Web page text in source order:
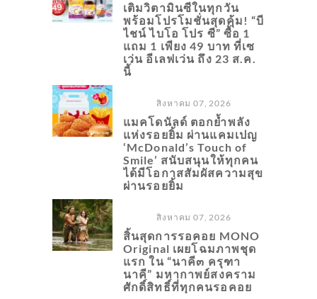
เติมวิตามินซีในทุกวัน
พร้อมโปรโมชั่นสุดคุ้ม! “บี
ไชน์ ไบโอ โปร ซี” ซื้อ 1
แถม 1 เพียง 49 บาท ที่เซ
เว่น อีเลฟเว่น ถึง 23 ส.ค.
นี้
สิงหาคม 07, 2026
แมคโดนัลด์ ตอกย้ำพลัง
แห่งรอยยิ้ม ผ่านแคมเปญ
‘McDonald’s Touch of
Smile’ สนับสนุนให้ทุกคน
ได้มีโอกาสสัมผัสความสุข
ผ่านรอยยิ้ม
สิงหาคม 07, 2026
สิ้นสุดการรอคอย MONO
Original เผยโฉมภาพชุด
แรก ใน “นาคี๓ ครุฑา
นาคี” มหากาพย์สงคราม
ศักดิ์สิทธิ์ที่ทุกคนรอคอย